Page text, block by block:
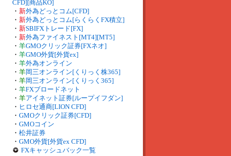
CFD][商品KO]
・ 新外為どっとコム[CFD]
・ 新外為どっとコム[らくらくFX積立]
・ 新SBIFXトレード[FX]
・ 新外為ファイネスト[MT4][MT5]
・ 羊GMOクリック証券[FXネオ]
・ 羊GMO外貨[外貨ex]
・ 羊外為オンライン
・ 羊岡三オンライン[くりっく株365]
・ 羊岡三オンライン[くりっく365]
・ 羊FXブロードネット
・ 羊アイネット証券[ループイフダン]
・ ヒロセ通商[LION CFD]
・ GMOクリック証券[CFD]
・ GMOコイン
・ 松井証券
・ GMO外貨[外貨ex CFD]
FXキャッシュバック一覧